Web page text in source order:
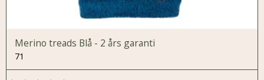
Merino treads Blå - 2 års garanti
71